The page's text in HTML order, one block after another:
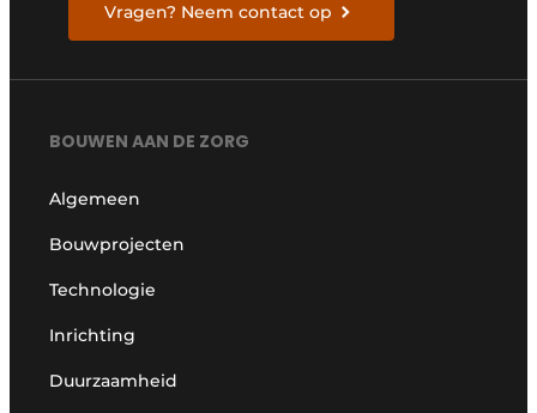
Vragen? Neem contact op
BOUWEN AAN DE ZORG
Algemeen
Bouwprojecten
Technologie
Inrichting
Duurzaamheid